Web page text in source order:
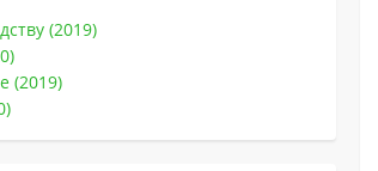
(2019)
(2019)